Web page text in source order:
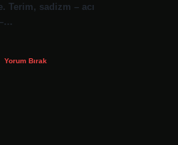
Terim, sadizm – acı
Yorum Bırak